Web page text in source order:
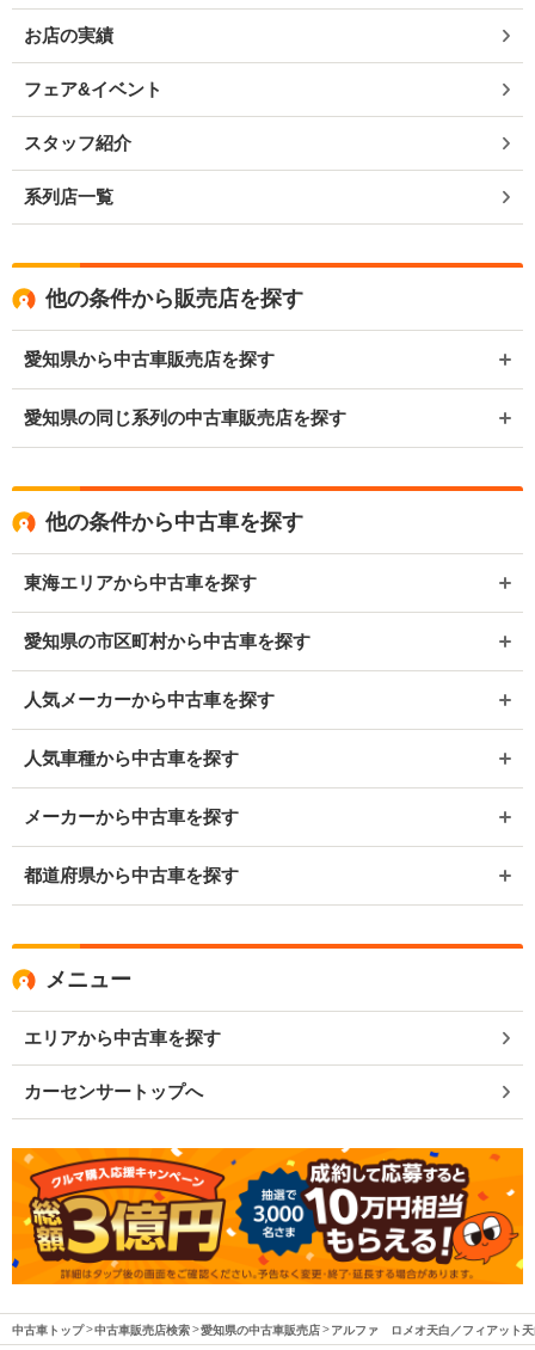
お店の実績
フェア&イベント
スタッフ紹介
系列店一覧
他の条件から販売店を探す
愛知県から中古車販売店を探す
愛知県の同じ系列の中古車販売店を探す
他の条件から中古車を探す
東海エリアから中古車を探す
愛知県の市区町村から中古車を探す
人気メーカーから中古車を探す
人気車種から中古車を探す
メーカーから中古車を探す
都道府県から中古車を探す
メニュー
エリアから中古車を探す
カーセンサートップへ
中古車トップ 中古車販売店検索 愛知県の中古車販売店 アルファ ロメオ天白／フィアット